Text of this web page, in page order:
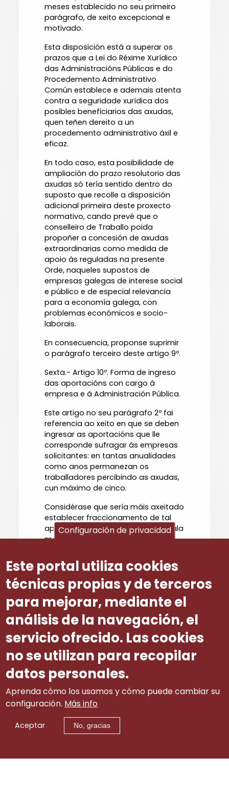
meses establecido no seu primeiro
parágrafo, de xeito excepcional e
motivado.
Esta disposición está a superar os
prazos que a Lei do Réxime Xurídico
das Administracións Públicas e do
Procedemento Administrativo
Común establece e ademais atenta
contra a seguridade xurídica dos
posibles beneficiarios das axudas,
quen teñen dereito a un
procedemento administrativo áxil e
eficaz.
En todo caso, esta posibilidade de
ampliación do prazo resolutorio das
axudas só tería sentido dentro do
suposto que recolle a disposición
adicional primeira deste proxecto
normativo, cando prevé que o
conselleiro de Traballo poida
propoñer a concesión de axudas
extraordinarias como medida de
apoio ás reguladas na presente
Orde, naqueles supostos de
empresas galegas de interese social
e público e de especial relevancia
para a economía galega, con
problemas económicos e socio-
laborais.
En consecuencia, proponse suprimir
o parágrafo terceiro deste artigo 9º.
Sexta.- Artigo 10º. Forma de ingreso
das aportacións con cargo á
empresa e á Administración Pública.
Este artigo no seu parágrafo 2º fai
referencia ao xeito en que se deben
ingresar as aportacións que lle
corresponde sufragar ás empresas
solicitantes: en tantas anualidades
como anos permanezan os
traballadores percibindo as axudas,
cun máximo de cinco.
Considérase que sería máis axeitado
establecer fraccionamento de tal
aportación, que axudara a soportala
máis desafogadamente .
Este comité propón que no texto da
futura Orde se prevea a posibilidade
de que as empresas beneficiarias
aporten a parte que lle corresponde
facendo ingresos semestrais.
Número ditame
25
Configuración de privacidad
Este portal utiliza cookies
técnicas propias y de terceros
para mejorar, mediante el
análisis de la navegación, el
servicio ofrecido. Las cookies
no se utilizan para recopilar
datos personales.
Aprenda cómo los usamos y cómo puede cambiar su
configuración. Más info
Aceptar No, gracias